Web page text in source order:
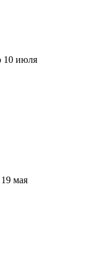
10 июля
19 мая